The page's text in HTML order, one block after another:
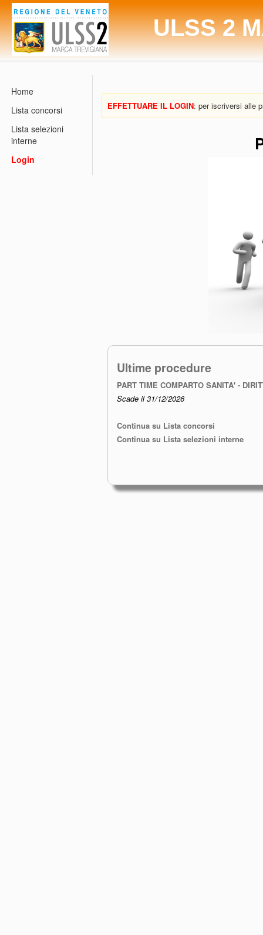
ULSS 2
Home
Lista concorsi
Lista selezioni
interne
Login
EFFETTUARE IL LOGIN: per iscriversi alle
Ultime procedure
PART TIME COMPARTO SANITA' -
Scade il 31/12/2026
Continua su Lista concorsi
Continua su Lista selezioni interne